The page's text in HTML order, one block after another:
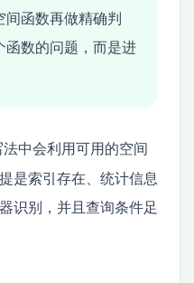
函数再做精确判
函数的问题，而是进
中会利用可用的空间
是索引存在、统计信息
识别，并且查询条件足